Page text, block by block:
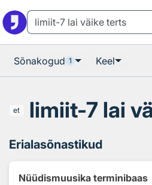
Sõnakogud 1 Keel
et limiit-7 lai
Erialasõnastikud
Nüüdismuusika terminibaas